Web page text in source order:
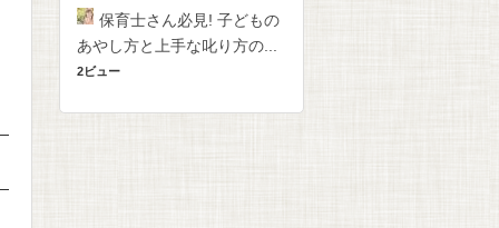
保育士さん必見! 子どもの
あやし方と上手な叱り方の...
2ビュー